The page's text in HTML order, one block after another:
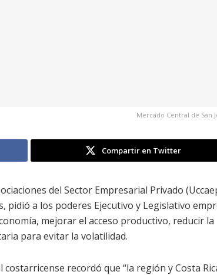
Mercado Central de San
Compartir en Twitter
del Sector Empresarial Privado
pidió a los poderes Ejecutivo y Legislativo
mejorar el acceso productivo, reducir la
para evitar la volatilidad.
recordó que “la región y Costa